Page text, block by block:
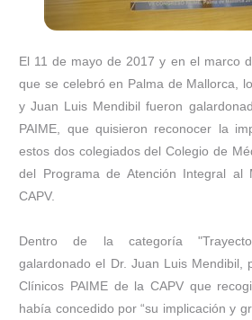
El 11 de mayo de 2017 y en el marco
que se celebró en Palma de Mallorca,
y Juan Luis Mendibil fueron
PAIME, que quisieron reconocer la
estos dos colegiados del Colegio de
del Programa de Atención Integral al
CAPV.
Dentro de la categoría
galardonado el Dr. Juan Luis Mendibil,
Clínicos PAIME de la CAPV que
había concedido por “su implicación y